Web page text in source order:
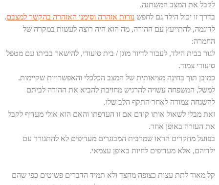
לקבל את המצב המשתנה.
בדרך זו יכול הילד גם לחפש נורות אזהרה וסימני האזהרה בהקשר למצבם.
לדוגמה, להתייעץ עם ההורה, מה הוא היה רוצה לעשות במקרה של
החמרה:
לגור בבית הילד, לעבור לדיור מוגן / בית סיעודי, להישאר בביתו עם מטפל
סיעודי צמוד.
כמובן תוך בחינה מציאותית של המצב הכלכלי והאפשרויות שקיימות.
למשל, המשפחה עשויה להרגיש מחויבת להביא את ההורה לביתם
להשגחה צמודה לאחר התקף הלב שלו.
זאת מבלי לשאול אותו קודם אם זו העדפתו והאם הוא אולי מעדיף לקבל
את העזרה באופן אחר.
בפועל מחקרים הראו שמרבית המבוגרים מעדיפים לא להתגורר עם
ילדיהם, אלא מעדיפים לחיות באופן עצמאי.
קל מאוד לתת עצות כצופה מהצד ולא תמיד הדברים פשוטים כפי שהם